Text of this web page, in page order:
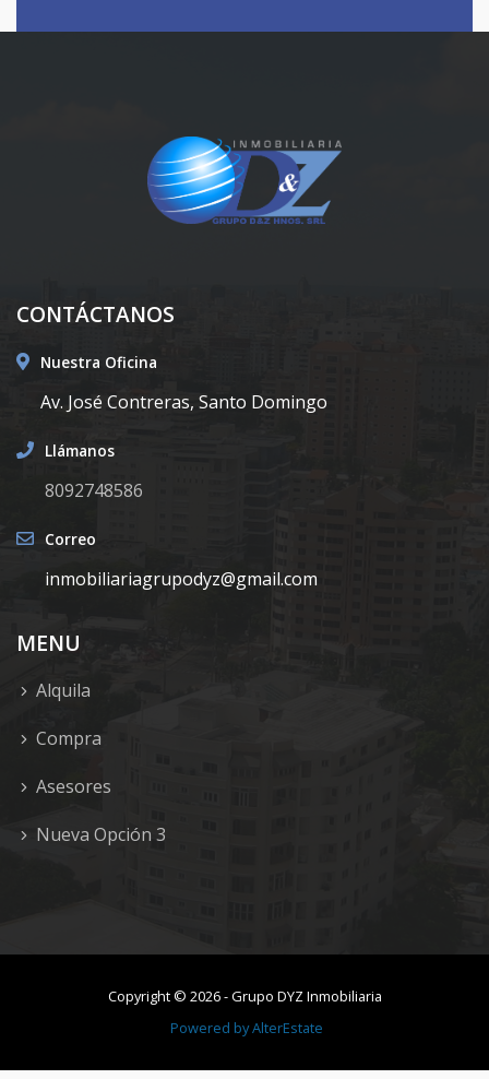
CONTÁCTANOS
Nuestra Oficina
Av. José Contreras, Santo Domingo
Llámanos
8092748586
Correo
inmobiliariagrupodyz@gmail.com
MENU
Alquila
Compra
Asesores
Nueva Opción 3
Copyright © 2026-Grupo DYZ Inmobiliaria
Powered byAlterEstate